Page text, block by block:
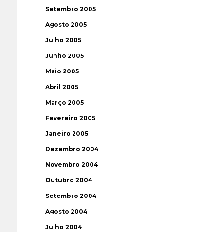
Setembro 2005
Agosto 2005
Julho 2005
Junho 2005
Maio 2005
Abril 2005
Março 2005
Fevereiro 2005
Janeiro 2005
Dezembro 2004
Novembro 2004
Outubro 2004
Setembro 2004
Agosto 2004
Julho 2004